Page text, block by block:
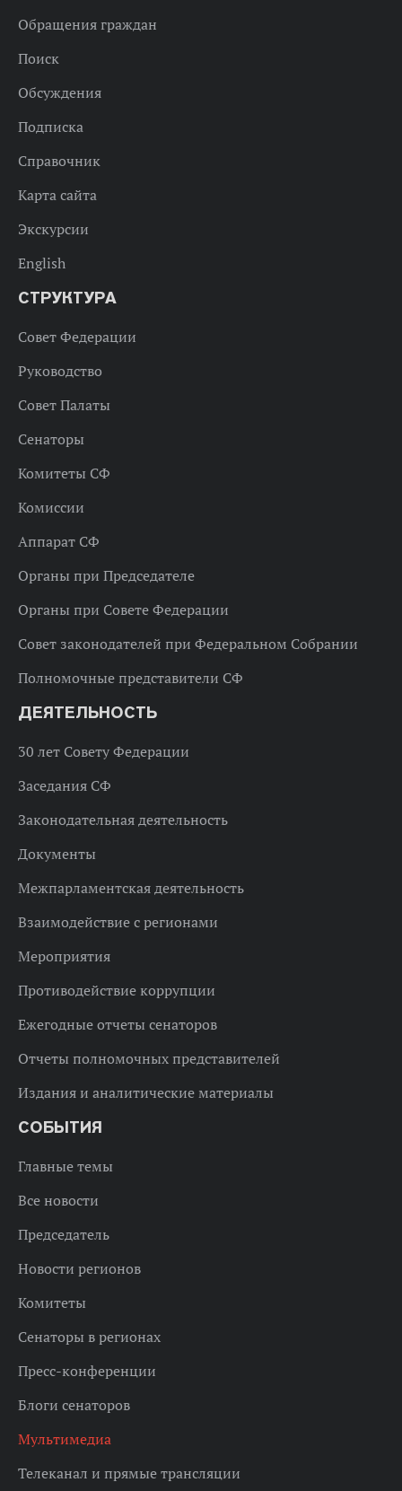
Обращения граждан
Поиск
Обсуждения
Подписка
Справочник
Карта сайта
Экскурсии
English
СТРУКТУРА
Совет Федерации
Руководство
Совет Палаты
Сенаторы
Комитеты СФ
Комиссии
Аппарат СФ
Органы при Председателе
Органы при Совете Федерации
Совет законодателей при Федеральном Собрании
Полномочные представители СФ
ДЕЯТЕЛЬНОСТЬ
30 лет Совету Федерации
Заседания СФ
Законодательная деятельность
Документы
Межпарламентская деятельность
Взаимодействие с регионами
Мероприятия
Противодействие коррупции
Ежегодные отчеты сенаторов
Отчеты полномочных представителей
Издания и аналитические материалы
СОБЫТИЯ
Главные темы
Все новости
Председатель
Новости регионов
Комитеты
Сенаторы в регионах
Пресс-конференции
Блоги сенаторов
Мультимедиа
Телеканал и прямые трансляции